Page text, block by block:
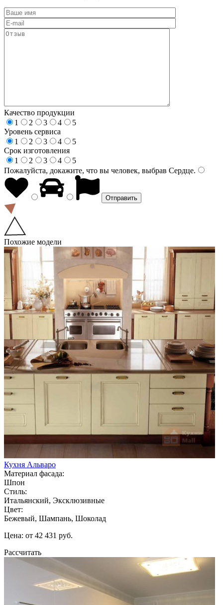
Качество продукции
1
2 3 4
5
Уровень сервиса
1
2 3 4
5
Срок изготовления
1
2 3 4
5
Пожалуйста, докажите, что вы человек, выбрав Сердце.
Похожие модели
Кухня Альваро
Материал фасада:
Шпон
Стиль:
Итальянский, Эксклюзивные
Цвет:
Бежевый, Шампань, Шоколад
Цена: от 42 431 руб.
Рассчитать